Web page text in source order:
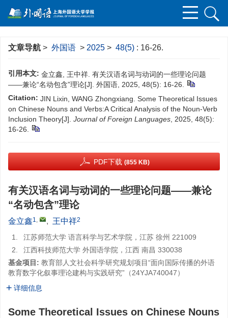
文章导航 > 外国语 > 2025 > 48(5) : 16-26.
引用本文: 金立鑫, 王中祥. 有关汉语名词与动词的一些理论问题
——兼论“名动包含”理论[J]. 外国语, 2025, 48(5): 16-26.
Citation: JIN Lixin, WANG Zhongxiang. Some Theoretical Issues
on Chinese Nouns and Verbs:A Critical Analysis of the Noun-Verb
Inclusion Theory[J]. Journal of Foreign Languages , 2025, 48(5):
16-26.
PDF下载 (855 KB)
有关汉语名词与动词的一些理论问题——兼论
“名动包含”理论
金立鑫1, , 王中祥2
1.
江苏师范大学 语言科学与艺术学院，江苏 徐州 221009
2.
江西科技师范大学 外国语学院，江西 南昌 330038
基金项目: 教育部人文社会科学研究规划项目“面向国际传播的外语
教育数字化叙事理论建构与实践研究”（24YJA740047）
详细信息
Some Theoretical Issues on Chinese Nouns